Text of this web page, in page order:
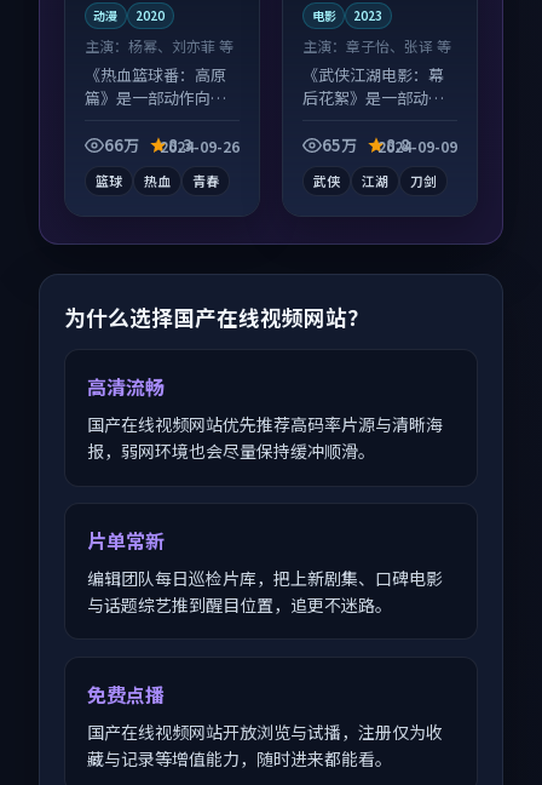
动漫 2020
主演： 杨幂、刘亦菲 等
《热血篮球番：高原
篇》是一部动作向动
全，观感爽快不拖
66万 8.3
2024-09-26
篮球 热血 青春
电影 2023
主演：章子怡、张译 等
《武侠江湖电影：幕
后花絮》是一部动作
素齐全，观感爽快不
65万 8.8
2024-09-09
武侠 江湖 刀剑
为什么选择国产在线视频网站？
高清流畅
国产在线视频网站优先推荐高码率片源与清晰海
报，弱网环境也会尽量保持缓冲顺滑。
片单常新
编辑团队每日巡检片库，把上新剧集、口碑电影
与话题综艺推到醒目位置，追更不迷路。
免费点播
国产在线视频网站开放浏览与试播，注册仅为收
藏与记录等增值能力，随时进来都能看。